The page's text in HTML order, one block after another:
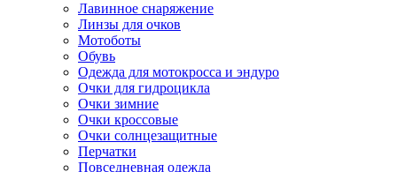
Лавинное снаряжение
Линзы для очков
Мотоботы
Обувь
Одежда для мотокросса и эндуро
Очки для гидроцикла
Очки зимние
Очки кроссовые
Очки солнцезащитные
Перчатки
Повседневная одежда